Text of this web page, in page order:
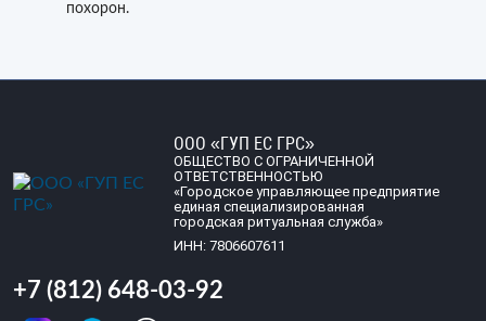
похорон.
ООО «ГУП ЕС ГРС»
ОБЩЕСТВО С ОГРАНИЧЕННОЙ
ОТВЕТСТВЕННОСТЬЮ
«Городское управляющее предприятие
единая специализированная
городская ритуальная служба»
ИНН: 7806607611
+7 (812) 648-03-92